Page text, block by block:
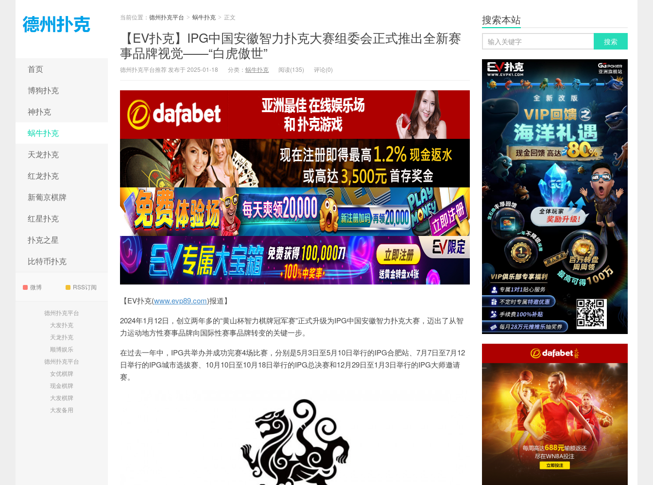
德州扑克平台
首页
博狗扑克
神扑克
蜗牛扑克
天龙扑克
红龙扑克
新葡京棋牌
红星扑克
扑克之星
比特币扑克
微博 RSS订阅
德州扑克平台
大发扑克
天龙扑克
顺博娱乐
德州扑克平台
女优棋牌
现金棋牌
大发棋牌
大发备用
当前位置： 德州扑克平台 > 蜗牛扑克 > 正文
【EV扑克】IPG中国安徽智力扑克大赛组委会正式推出全新赛
事品牌视觉——“白虎傲世”
德州扑克平台推荐 发布于 2025-01-18 分类： 蜗牛扑克 阅读(135) 评论(0)
【EV扑克(www.evp89.com)报道】
2024年1月12日，创立两年多的“黄山杯智力棋牌冠军赛”正式升级为IPG中国安徽智力扑克大赛，迈出了从智
力运动地方性赛事品牌向国际性赛事品牌转变的关键一步。
在过去一年中，IPG共举办并成功完赛4场比赛，分别是5月3日至5月10日举行的IPG合肥站、7月7日至7月12
日举行的IPG城市选拔赛、10月10日至10月18日举行的IPG总决赛和12月29日至1月3日举行的IPG大师邀请
赛。
搜索本站